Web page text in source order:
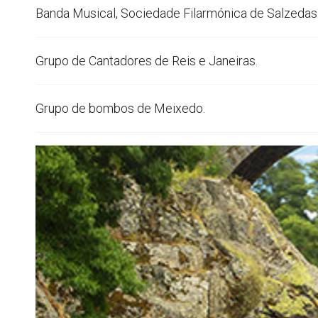
Banda Musical, Sociedade Filarmónica de
Grupo de Cantadores de Reis e Janeiras.
Grupo de bombos de Meixedo.